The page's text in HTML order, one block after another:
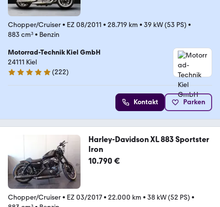
Chopper/Cruiser• EZ 08/2011 • 28.719 km • 39 kW (53 PS) •
883 cm³• Benzin
Motorrad-Technik Kiel GmbH
24111 Kiel
4.9 Sterne
(222)
Kontakt Parken
Harley-Davidson XL 883 Sportster
Iron
10.790 €
Chopper/Cruiser• EZ 03/2017• 22.000 km • 38 kW (52 PS) •